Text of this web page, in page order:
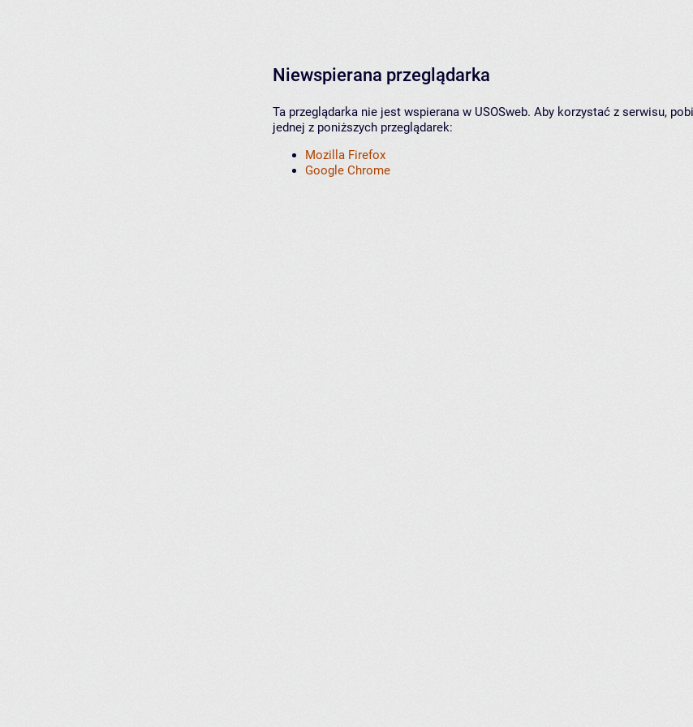
Niewspierana przeglądarka
Ta przeglądarka nie jest wspierana w USOSweb. Aby korzystać z serwisu,
jednej z poniższych przeglądarek:
Mozilla Firefox
Google Chrome